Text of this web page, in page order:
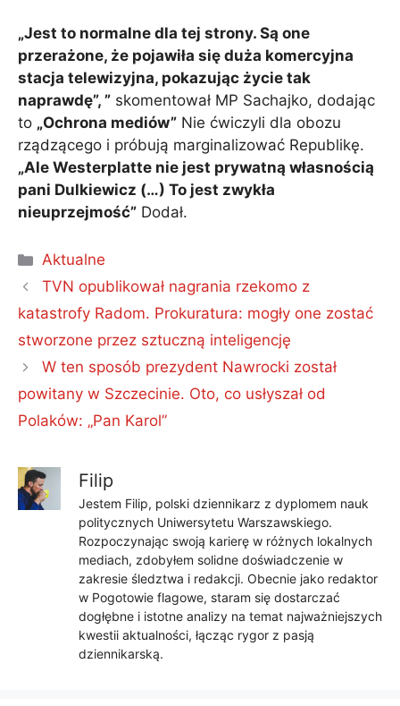
„Jest to normalne dla tej strony. Są one
przerażone, że pojawiła się duża komercyjna
stacja telewizyjna, pokazując życie tak
naprawdę”, ” skomentował MP Sachajko, dodając
to „Ochrona mediów” Nie ćwiczyli dla obozu
rządzącego i próbują marginalizować Republikę.
„Ale Westerplatte nie jest prywatną własnością
pani Dulkiewicz (…) To jest zwykła
nieuprzejmość” Dodał.
Kategorie
Aktualne
TVN opublikował nagrania rzekomo z
katastrofy Radom. Prokuratura: mogły one zostać
stworzone przez sztuczną inteligencję
W ten sposób prezydent Nawrocki został
powitany w Szczecinie. Oto, co usłyszał od
Polaków: „Pan Karol”
Filip
Jestem Filip, polski dziennikarz z dyplomem nauk
politycznych Uniwersytetu Warszawskiego.
Rozpoczynając swoją karierę w różnych lokalnych
mediach, zdobyłem solidne doświadczenie w
zakresie śledztwa i redakcji. Obecnie jako redaktor
w Pogotowie flagowe, staram się dostarczać
dogłębne i istotne analizy na temat najważniejszych
kwestii aktualności, łącząc rygor z pasją
dziennikarską.